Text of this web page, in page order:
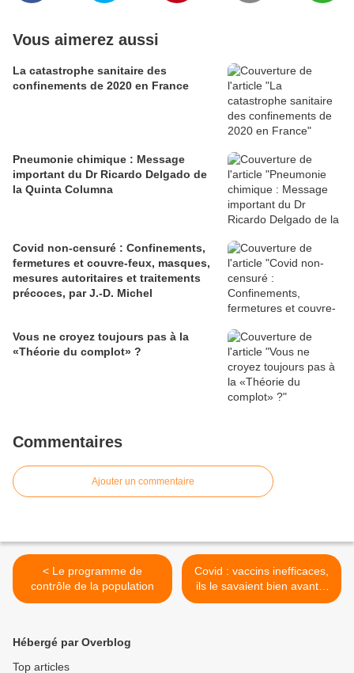
Vous aimerez aussi
La catastrophe sanitaire des
confinements de 2020 en France
Pneumonie chimique : Message
important du Dr Ricardo Delgado de
la Quinta Columna
Covid non-censuré : Confinements,
fermetures et couvre-feux, masques,
mesures autoritaires et traitements
précoces, par J.-D. Michel
Vous ne croyez toujours pas à la
«Théorie du complot» ?
Commentaires
Ajouter un commentaire
< Le programme de
contrôle de la population
Covid : vaccins inefficaces,
ils le savaient bien avant...
>
Hébergé par Overblog
Top articles